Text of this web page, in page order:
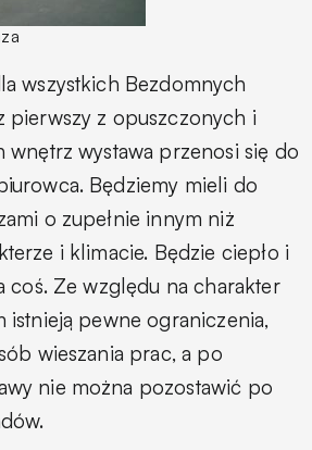
wszystkich Bezdomnych
pierwszy z opuszczonych i
wnętrz wystawa przenosi się do
Będziemy mieli do
o zupełnie innym niż
i klimacie. Będzie ciepło i
coś. Ze względu na charakter
istnieją pewne ograniczenia,
wieszania prac, a po
nie można pozostawić po